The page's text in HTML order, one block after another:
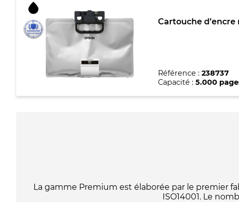
Cartouche d’encre
Référence : 238737
Capacité : 5.000
La gamme Premium est élaborée par le premier
ISO14001. Le